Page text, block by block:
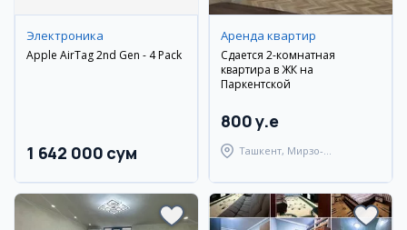
Электроника
Apple AirTag 2nd Gen - 4 Pack
1 642 000 сум
Аренда квартир
Сдается 2-комнатная
квартира в ЖК на
Паркентской
800 y.e
Ташкент, Мирзо-